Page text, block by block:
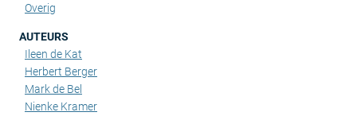
Overig
AUTEURS
Ileen de Kat
Herbert Berger
Mark de Bel
Nienke Kramer